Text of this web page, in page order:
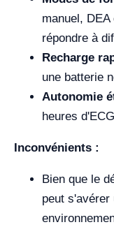
manuel,
répondre à
Recharge
une batterie
Autonomie
heures
Inconvénients :
Bien que le
peut s'avérer